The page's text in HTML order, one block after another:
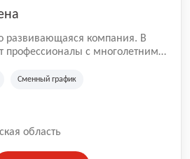
развивающаяся компания. В
профессионалы с многолетним
а накопленный опыт позволяют
Сменный график
область